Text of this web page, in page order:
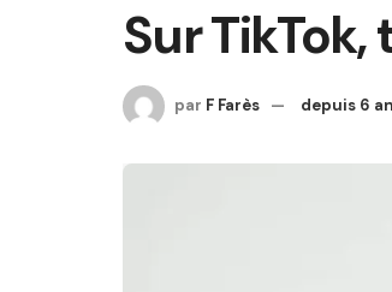
Sur
par F Farès depuis 6